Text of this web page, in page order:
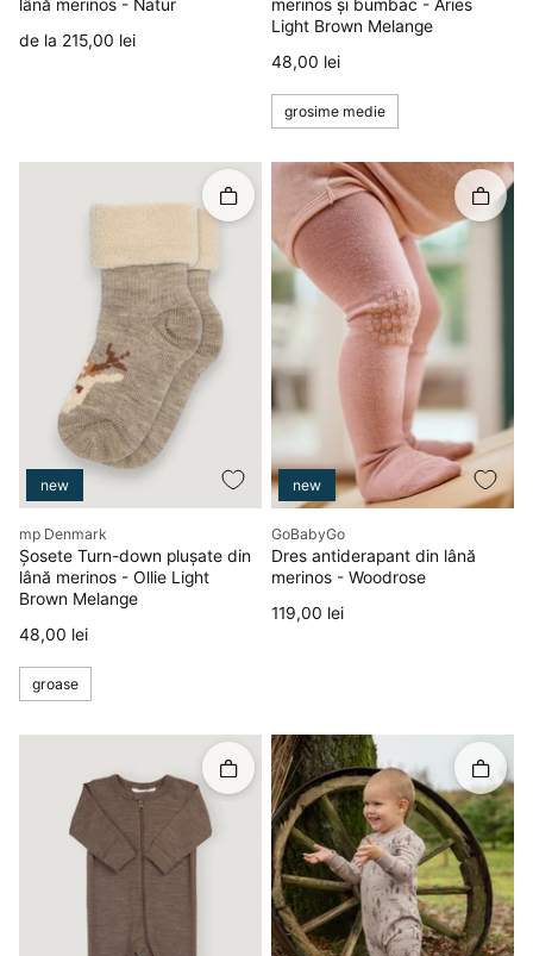
lână merinos - Natur
Preț
de la 215,00 lei
merinos și bumbac - Aries
Light Brown Melange
Preț
48,00 lei
grosime medie
Șosete Turn-down plușate din
lână merinos - Ollie Light
Brown Melange
new
Rapid în coș
Producător
mp Denmark
Preț
48,00 lei
groase
Dres antiderapant din lână
merinos - Woodrose
new
Rapid
Producător
GoBabyGo
Preț
119,00 lei
Rapid în coș Rapid